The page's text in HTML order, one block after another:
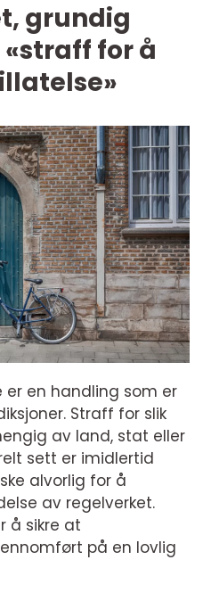
grundig
for å
en handling som er
Straff for slik
av land, stat eller
sett er imidlertid
alvorlig for å
av regelverket.
å sikre at
på en lovlig